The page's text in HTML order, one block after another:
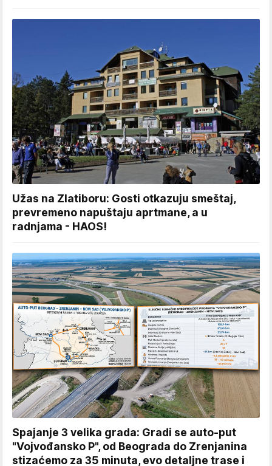
Užas na Zlatiboru: Gosti otkazuju smeštaj,
prevremeno napuštaju aprtmane, a u
radnjama - HAOS!
Spajanje 3 velika grada: Gradi se auto-put
"Vojvođansko P", od Beograda do Zrenjanina
stizaćemo za 35 minuta, evo detaljne trase i